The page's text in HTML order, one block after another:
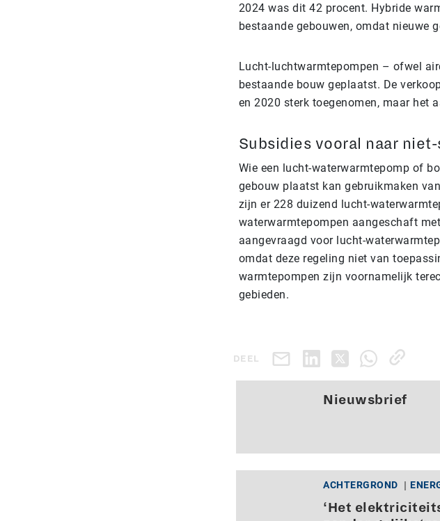
2024 was dit 42 procent. Hybride
bestaande gebouwen, omdat nieuwe
Lucht-luchtwarmtepompen – ofwel
bestaande bouw geplaatst. De
en 2020 sterk toegenomen, maar het
Subsidies vooral naar
Wie een lucht-waterwarmtepomp of
gebouw plaatst kan gebruikmaken van
zijn er 228 duizend lucht-
waterwarmtepompen aangeschaft
aangevraagd voor lucht-
omdat deze regeling niet van
warmtepompen zijn voornamelijk
gebieden.
DEEL
Nieuwsbrief
ACHTERGROND
‘Het